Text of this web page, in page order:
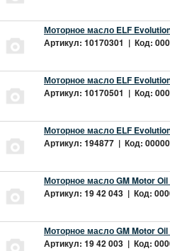
Моторное масло ELF
Артикул: 10170301 | Код:
Моторное масло ELF
Артикул: 10170501 | Код:
Моторное масло ELF
Артикул: 194877 | Код:
Моторное масло GM Motor Oil
Артикул: 19 42 043 | Код:
Моторное масло GM Motor
Артикул: 19 42 003 | Код: